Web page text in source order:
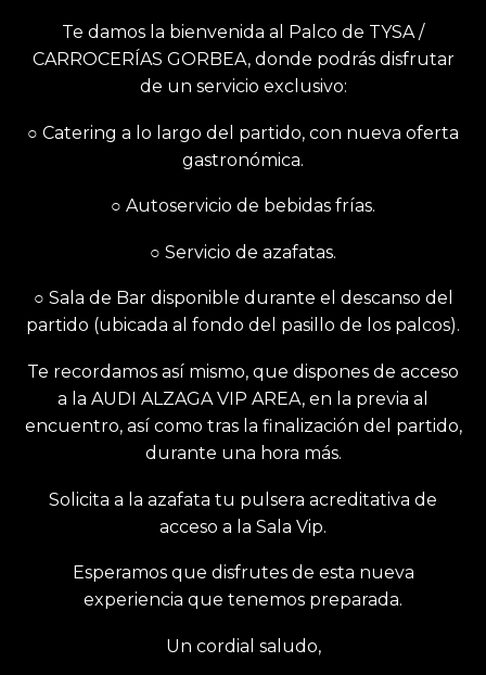
Te damos la bienvenida al Palco de TYSA /
CARROCERÍAS GORBEA, donde podrás disfrutar
de un servicio exclusivo:
○ Catering a lo largo del partido, con nueva oferta
gastronómica.
○ Autoservicio de bebidas frías.
○ Servicio de azafatas.
○ Sala de Bar disponible durante el descanso del
partido (ubicada al fondo del pasillo de los palcos).
Te recordamos así mismo, que dispones de acceso
a la AUDI ALZAGA VIP AREA, en la previa al
encuentro, así como tras la finalización del partido,
durante una hora más.
Solicita a la azafata tu pulsera acreditativa de
acceso a la Sala Vip.
Esperamos que disfrutes de esta nueva
experiencia que tenemos preparada.
Un cordial saludo,